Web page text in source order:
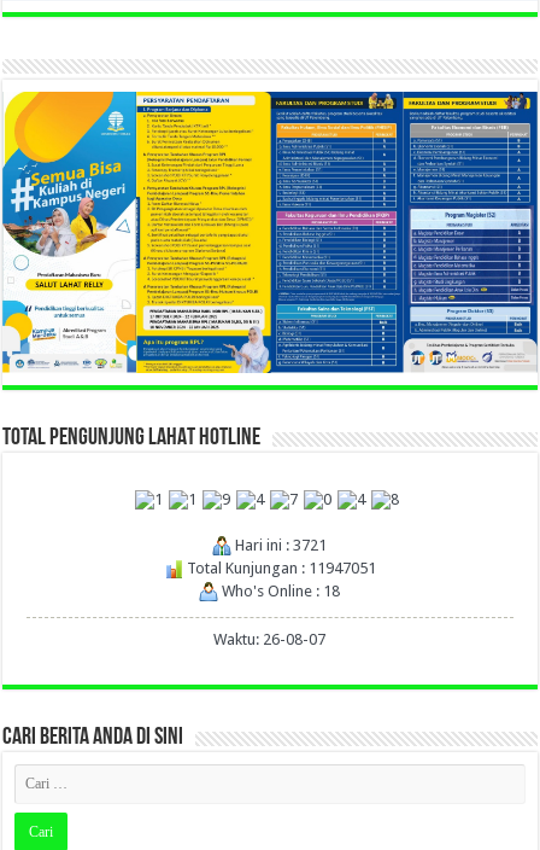
TOTAL PENGUNJUNG LAHAT HOTLINE
Hari ini : 3721
Total Kunjungan : 11947051
Who's Online : 18
Waktu: 26-08-07
CARI BERITA ANDA DI SINI